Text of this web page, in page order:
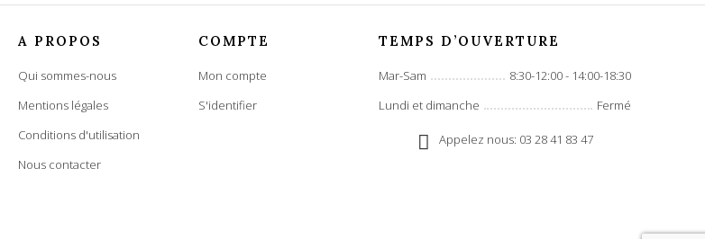
A PROPOS
Qui sommes-nous
Mentions légales
Conditions d'utilisation
Nous contacter
COMPTE
Mon compte
S'identifier
TEMPS D’OUVERTURE
Mar-Sam
8:30-12:00 - 14:00-18:30
Lundi et dimanche
Fermé
Appelez nous: 03 28 41 83 47